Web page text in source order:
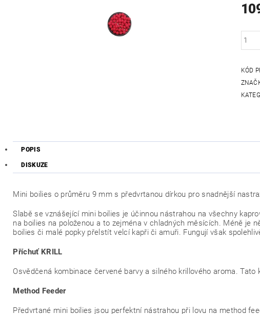
KÓD
POPIS
DISKUZE
Mini boilies o průměru 9 mm s předvrtanou dírkou pro snadnější
Slabě se vznášející mini boilies je účinnou nástrahou na všechny
na boilies na položenou a to zejména v chladných měsících. Méně je
boilies či malé popky přelstít velcí kapři či amuři. Fungují však
Příchuť KRILL
Osvědčená kombinace červené barvy a silného krillového aroma.
Method Feeder
Předvrtané mini boilies jsou perfektní nástrahou při lovu na method